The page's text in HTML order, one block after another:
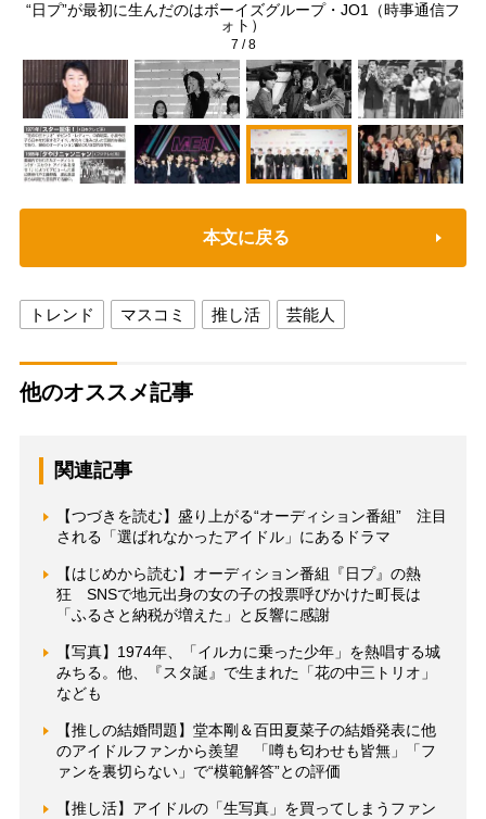
“日プ”が最初に生んだのはボーイズグループ・JO1（時事通信フ
ォト）
7 /8
本文に戻る
トレンド マスコミ 推し活 芸能人
他のオススメ記事
関連記事
【つづきを読む】盛り上がる“オーディション番組” 注目
される「選ばれなかったアイドル」にあるドラマ
【はじめから読む】オーディション番組『日プ』の熱
狂 SNSで地元出身の女の子の投票呼びかけた町長は
「ふるさと納税が増えた」と反響に感謝
【写真】1974年、「イルカに乗った少年」を熱唱する城
みちる。他、『スタ誕』で生まれた「花の中三トリオ」
なども
【推しの結婚問題】堂本剛＆百田夏菜子の結婚発表に他
のアイドルファンから羨望 「噂も匂わせも皆無」「フ
ァンを裏切らない」で“模範解答”との評価
【推し活】アイドルの「生写真」を買ってしまうファン